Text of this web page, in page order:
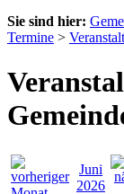
Sie sind hier:
Termine >
Juni
2026